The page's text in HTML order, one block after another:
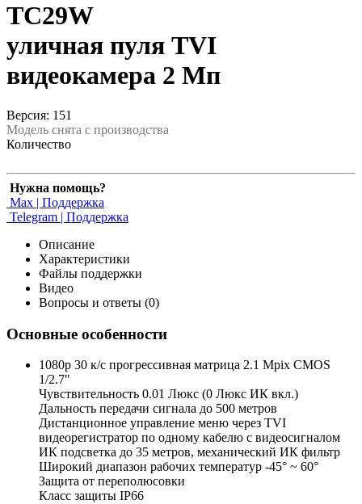
TC29W
уличная пуля TVI
видеокамера 2 Мп
Версия: 151
Модель снята с производства
Количество
Нужна помощь?
Max | Поддержка
Telegram | Поддержка
Описание
Характеристики
Файлы поддержки
Видео
Вопросы и ответы (0)
Основные особенности
1080p 30 к/с прогрессивная матрица 2.1 Mpix CMOS
1/2.7"
Чувствительность 0.01 Люкс (0 Люкс ИК вкл.)
Дальность передачи сигнала до 500 метров
Дистанционное управление меню через TVI
видеорегистратор по одному кабелю с видеосигналом
ИК подсветка до 35 метров, механический ИК фильтр
Широкий диапазон рабочих температур -45° ~ 60°
Защита от переполюсовки
Класс защиты IP66